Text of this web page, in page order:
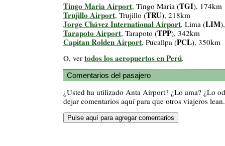
Tingo Maria Airport, Tingo Maria (TGI), 174km
Trujillo Airport, Trujillo (TRU), 218km
Jorge Chávez International Airport, Lima (LIM
Tarapoto Airport, Tarapoto (TPP), 342km
Capitan Rolden Airport, Pucallpa (PCL), 350km
O, ver todos los aeropuertos en Perú.
Comentarios del pasajero
¿Usted ha utilizado Anta Airport? ¿Lo ama? ¿Lo
dejar comentarios aquí para que otros viajeros lean.